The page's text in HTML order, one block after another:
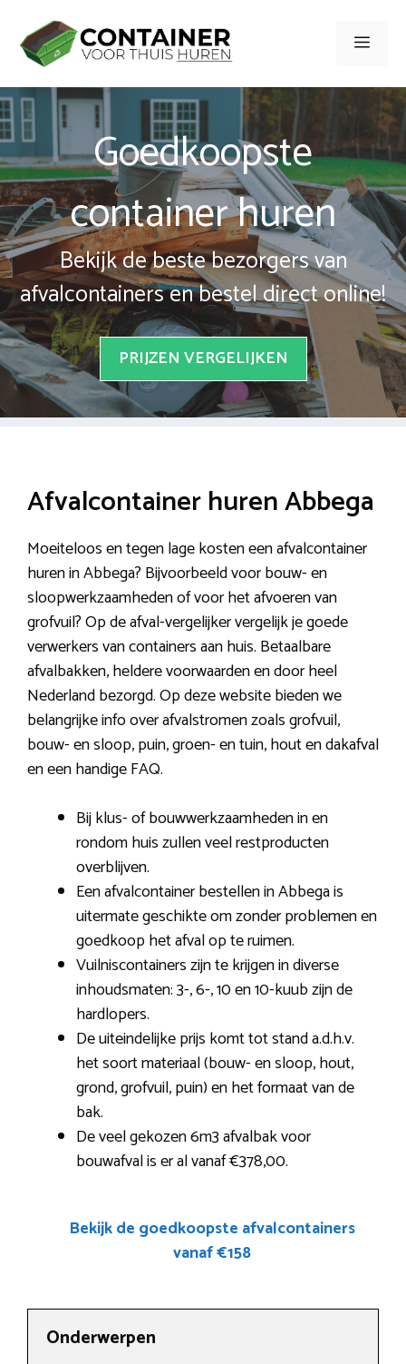
naar
inhoud
Menu
Goedkoopste
container huren
Bekijk de beste bezorgers van
afvalcontainers en bestel direct online!
PRIJZEN VERGELIJKEN
Afvalcontainer huren Abbega
Moeiteloos en tegen lage kosten een afvalcontainer
huren in Abbega? Bijvoorbeeld voor bouw- en
sloopwerkzaamheden of voor het afvoeren van
grofvuil? Op de afval-vergelijker vergelijk je goede
verwerkers van containers aan huis. Betaalbare
afvalbakken, heldere voorwaarden en door heel
Nederland bezorgd. Op deze website bieden we
belangrijke info over afvalstromen zoals grofvuil,
bouw- en sloop, puin, groen- en tuin, hout en dakafval
en een handige FAQ.
Bij klus- of bouwwerkzaamheden in en
rondom huis zullen veel restproducten
overblijven.
Een afvalcontainer bestellen in Abbega is
uitermate geschikte om zonder problemen en
goedkoop het afval op te ruimen.
Vuilniscontainers zijn te krijgen in diverse
inhoudsmaten: 3-, 6-, 10 en 10-kuub zijn de
hardlopers.
De uiteindelijke prijs komt tot stand a.d.h.v.
het soort materiaal (bouw- en sloop, hout,
grond, grofvuil, puin) en het formaat van de
bak.
De veel gekozen 6m3 afvalbak voor
bouwafval is er al vanaf €378,00.
Bekijk de goedkoopste afvalcontainers
vanaf €158
Onderwerpen